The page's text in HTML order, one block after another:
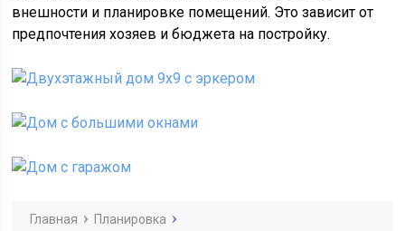
внешности и планировке помещений. Это зависит от
предпочтения хозяев и бюджета на постройку.
Главная Планировка